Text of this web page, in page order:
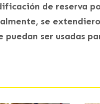
de reserva
se
ser usadas